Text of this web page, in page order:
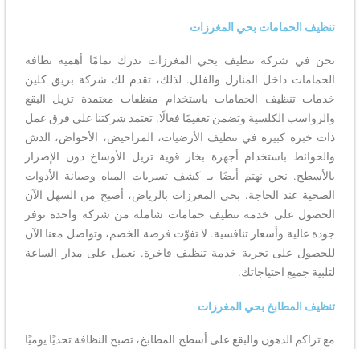
تنظيف الحمامات بحي المغرزات
نحن في شركة تنظيف بحي المغرزات ندرك تمامًا أهمية نظافة
الحمامات داخل المنازل والفلل. لذلك، تقدم لك شركة بريق كلين
خدمات تنظيف الحمامات باستخدام منظفات معتمدة تزيل البقع
والرواسب الكلسية وتضمن تعقيمًا فعالًا. تعتمد شركتنا على فرق عمل
ذات خبرة كبيرة في تنظيف الأرضيات، المراحيض، الأحواض، الدش
والحوائط باستخدام أجهزة بخار قوية تزيل الأوساخ دون الإضرار
بالأسطح. نحن نهتم أيضًا بـ كشف تسربات المياه وصيانة الأدوات
الصحية عند الحاجة. بحي المغرزات بالرياض، أصبح من السهل الآن
الحصول على خدمة تنظيف حمامات شاملة من شركة واحدة توفر
جودة عالية وأسعار تنافسية. لا تفوّت فرصة الخصم، وتواصل معنا الآن
للحصول على تجربة خدمة تنظيف فاخرة. نعمل على مدار الساعة
لتلبية جميع احتياجاتك.
تنظيف المطابخ بحي المغرزات
مع تراكم الدهون والبقع على أسطح المطابخ، تصبح النظافة تحديًا يوميًا